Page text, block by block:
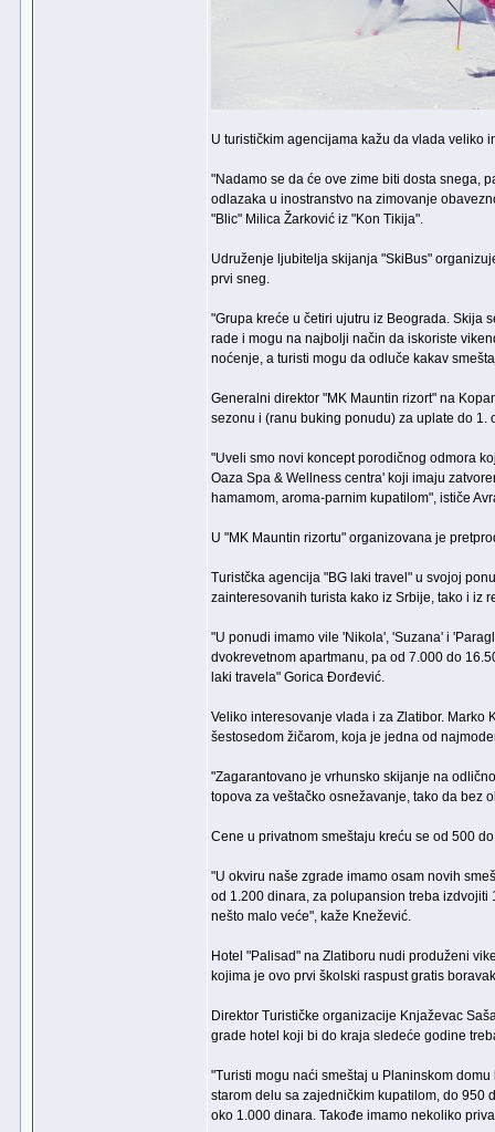
U turističkim agencijama kažu da vlada veliko
"Nadamo se da će ove zime biti dosta snega,
odlazaka u inostranstvo na zimovanje
"Blic" Milica Žarković iz "Kon Tikija".
Udruženje ljubitelja skijanja "SkiBus"
prvi sneg.
"Grupa kreće u četiri ujutru iz Beograda. Skija
rade i mogu na najbolji način da iskoriste
noćenje, a turisti mogu da odluče kakav
Generalni direktor "MK Mauntin rizort" na
sezonu i (ranu buking ponudu) za uplate do 1.
"Uveli smo novi koncept porodičnog odmora
Oaza Spa & Wellness centra' koji imaju
hamamom, aroma-parnim kupatilom", ističe
U "MK Mauntin rizortu" organizovana je
Turistčka agencija "BG laki travel" u svojoj
zainteresovanih turista kako iz Srbije, tako i iz
"U ponudi imamo vile 'Nikola', 'Suzana' i
dvokrevetnom apartmanu, pa od 7.000 do
laki travela" Gorica Đorđević.
Veliko interesovanje vlada i za Zlatibor. Marko
šestosedom žičarom, koja je jedna od
"Zagarantovano je vrhunsko skijanje na
topova za veštačko osnežavanje, tako da bez
Cene u privatnom smeštaju kreću se od 500
"U okviru naše zgrade imamo osam novih
od 1.200 dinara, za polupansion treba
nešto malo veće", kaže Knežević.
Hotel "Palisad" na Zlatiboru nudi produženi
kojima je ovo prvi školski raspust gratis
Direktor Turističke organizacije Knjaževac
grade hotel koji bi do kraja sledeće godine
"Turisti mogu naći smeštaj u Planinskom
starom delu sa zajedničkim kupatilom, do 950
oko 1.000 dinara. Takođe imamo nekoliko